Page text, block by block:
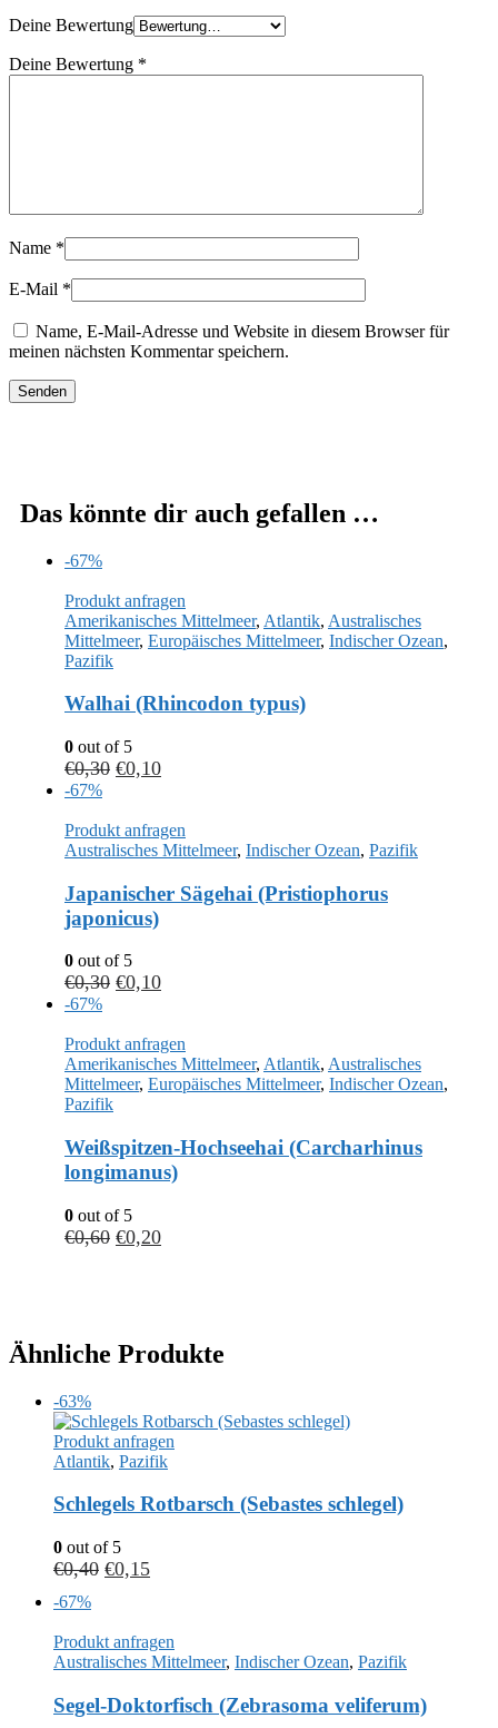
Deine Bewertung
Deine Bewertung *
Name *
E-Mail *
Name, E-Mail-Adresse und Website in diesem Browser für
meinen nächsten Kommentar speichern.
Das könnte dir auch gefallen …
-67%
Produkt anfragen
Amerikanisches Mittelmeer, Atlantik, Australisches
Mittelmeer, Europäisches Mittelmeer, Indischer Ozean,
Pazifik
Walhai (Rhincodon typus)
0 out of 5
€0,30 €0,10
-67%
Produkt anfragen
Australisches Mittelmeer, Indischer Ozean, Pazifik
Japanischer Sägehai (Pristiophorus
japonicus)
0 out of 5
€0,30 €0,10
-67%
Produkt anfragen
Amerikanisches Mittelmeer, Atlantik, Australisches
Mittelmeer, Europäisches Mittelmeer, Indischer Ozean,
Pazifik
Weißspitzen-Hochseehai (Carcharhinus
longimanus)
0 out of 5
€0,60 €0,20
Ähnliche Produkte
-63%
Produkt anfragen
Atlantik, Pazifik
Schlegels Rotbarsch (Sebastes schlegel)
0 out of 5
€0,40 €0,15
-67%
Produkt anfragen
Australisches Mittelmeer, Indischer Ozean, Pazifik
Segel-Doktorfisch (Zebrasoma veliferum)